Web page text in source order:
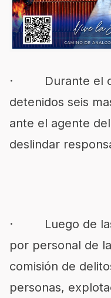
· Durante el
detenidos seis
ante el agente
deslindar
· Luego de las
por personal de
comisión de
personas,